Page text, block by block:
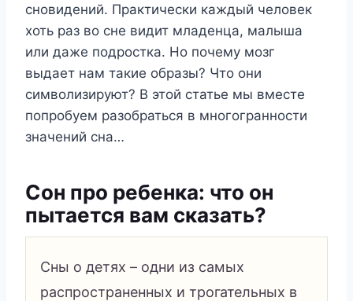
сновидений. Практически каждый человек
хоть раз во сне видит младенца, малыша
или даже подростка. Но почему мозг
выдает нам такие образы? Что они
символизируют? В этой статье мы вместе
попробуем разобраться в многогранности
значений сна…
Сон про ребенка: что он
пытается вам сказать?
Сны о детях – одни из самых
распространенных и трогательных в